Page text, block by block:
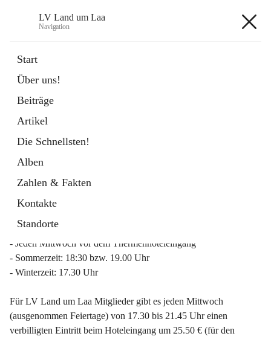
LV Land um Laa
Navigation
Start
Über uns!
Beiträge
Artikel
Die Schnellsten!
Alben
Zahlen & Fakten
Kontakte
Standorte
Externe Webseite
in
Tab
Mitgliederinfo 2026
Lauftreff
- Jeden Mittwoch vor dem Thermenhoteleingang
- Sommerzeit: 18:30 bzw. 19.00 Uhr
- Winterzeit: 17.30 Uhr
Für LV Land um Laa Mitglieder gibt es jeden Mittwoch
(ausgenommen Feiertage) von 17.30 bis 21.45 Uhr einen
verbilligten Eintritt beim Hoteleingang um 25.50 € (für den